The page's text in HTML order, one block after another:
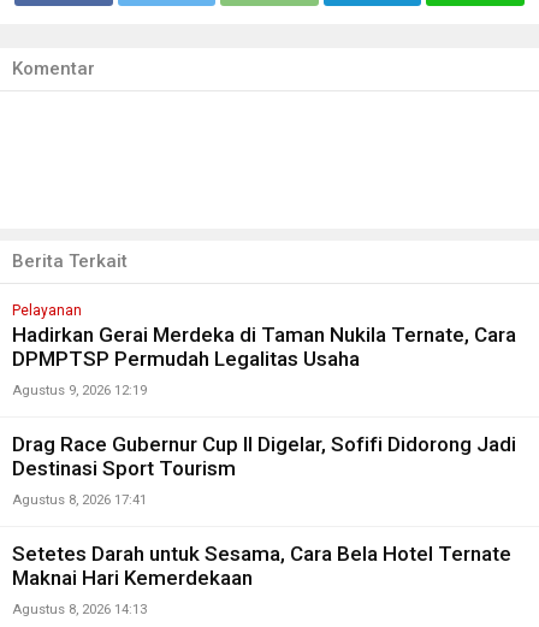
Komentar
Berita Terkait
Pelayanan
Hadirkan Gerai Merdeka di Taman Nukila Ternate, Cara
DPMPTSP Permudah Legalitas Usaha
Agustus 9, 2026 12:19
Drag Race Gubernur Cup II Digelar, Sofifi Didorong Jadi
Destinasi Sport Tourism
Agustus 8, 2026 17:41
Setetes Darah untuk Sesama, Cara Bela Hotel Ternate
Maknai Hari Kemerdekaan
Agustus 8, 2026 14:13